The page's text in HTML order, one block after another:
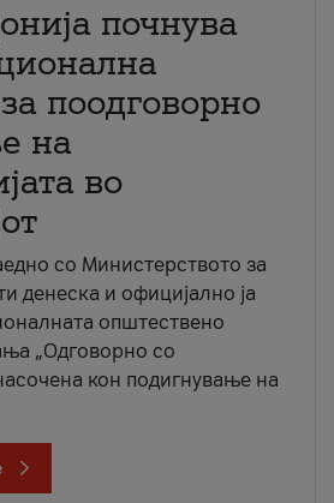
почнува
поодговорно
на
во
со Министерството за
денеска и официјално ја
општествено
„Одговорно со
кон подигнување на